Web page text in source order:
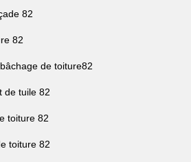
82
82
de toiture82
de tuile 82
toiture 82
toiture 82